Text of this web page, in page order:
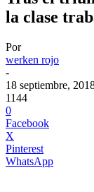
la clase
Por
werken rojo
-
18 septiembre,
1144
0
Facebook
X
Pinterest
WhatsApp